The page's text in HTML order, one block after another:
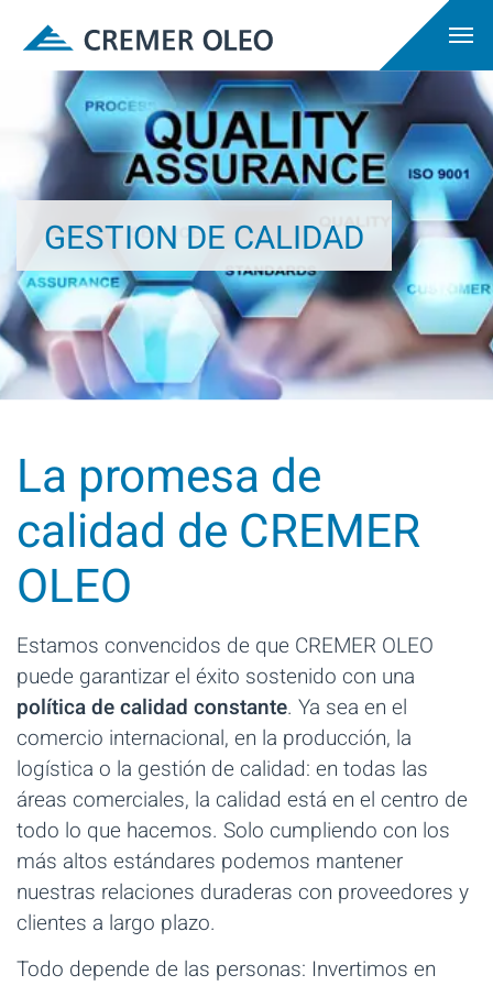
GESTION DE CALIDAD
La promesa de
calidad de CREMER
OLEO
Estamos convencidos de que CREMER OLEO
puede garantizar el éxito sostenido con una
política de calidad constante. Ya sea en el
comercio internacional, en la producción, la
logística o la gestión de calidad: en todas las
áreas comerciales, la calidad está en el centro de
todo lo que hacemos. Solo cumpliendo con los
más altos estándares podemos mantener
nuestras relaciones duraderas con proveedores y
clientes a largo plazo.
Todo depende de las personas: Invertimos en